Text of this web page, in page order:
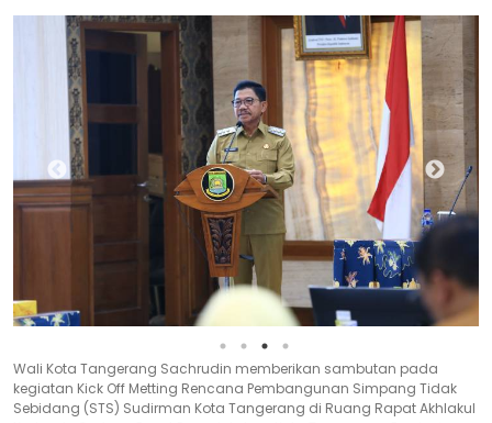
Wali Kota Tangerang Sachrudin memberikan sambutan pada
kegiatan Kick Off Metting Rencana Pembangunan Simpang Tidak
Sebidang (STS) Sudirman Kota Tangerang di Ruang Rapat Akhlakul